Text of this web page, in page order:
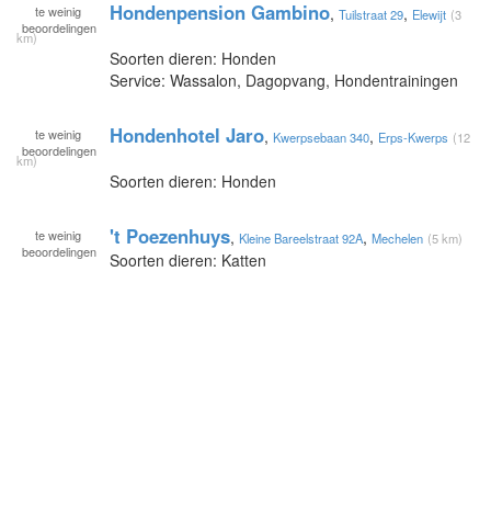
te weinig
beoordelingen
Hondenpension Gambino, Tuilstraat 29, Elewijt (3
km)
Soorten dieren: Honden
Service: Wassalon, Dagopvang, Hondentrainingen
te weinig
beoordelingen
Hondenhotel Jaro, Kwerpsebaan 340, Erps-Kwerps (12
km)
Soorten dieren: Honden
te weinig
beoordelingen
't Poezenhuys, Kleine Bareelstraat 92A, Mechelen (5 km)
Soorten dieren: Katten